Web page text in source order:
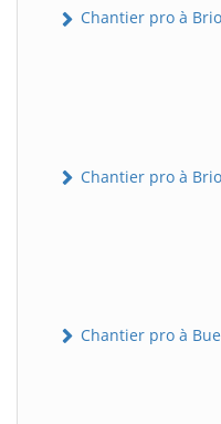
Chantier pro à
Chantier pro à
Chantier pro à